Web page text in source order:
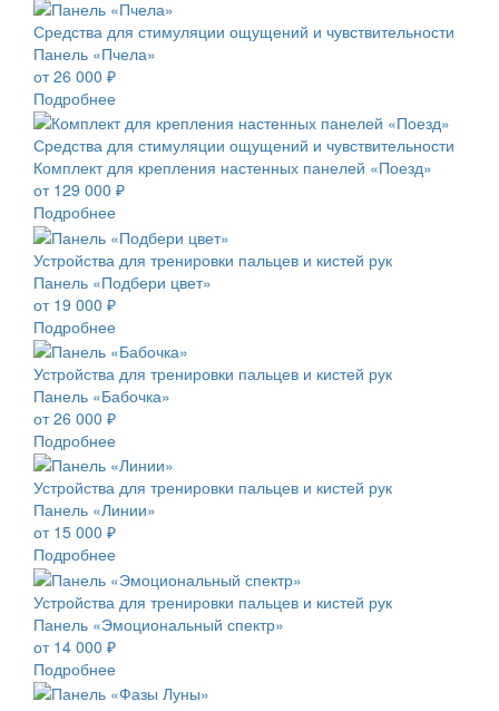
Средства для стимуляции ощущений и чувствительности
Панель «Пчела»
от 26 000 ₽
Подробнее
Средства для стимуляции ощущений и чувствительности
Комплект для крепления настенных панелей «Поезд»
от 129 000 ₽
Подробнее
Устройства для тренировки пальцев и кистей рук
Панель «Подбери цвет»
от 19 000 ₽
Подробнее
Устройства для тренировки пальцев и кистей рук
Панель «Бабочка»
от 26 000 ₽
Подробнее
Устройства для тренировки пальцев и кистей рук
Панель «Линии»
от 15 000 ₽
Подробнее
Устройства для тренировки пальцев и кистей рук
Панель «Эмоциональный спектр»
от 14 000 ₽
Подробнее